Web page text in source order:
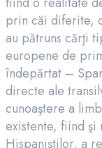
prin căi diferite,
au pătruns cărţi
europene de
îndepărtat –
directe ale
cunoaştere a
existente, fiind şi
Hispaniştilor, a